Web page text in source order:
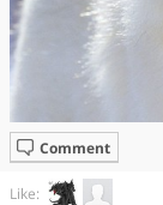
Comment
Like: